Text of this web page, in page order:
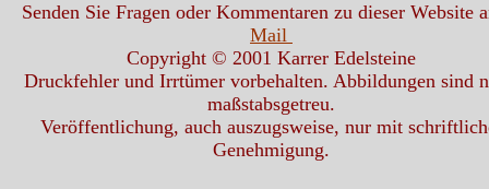
Senden Sie Fragen oder Kommentaren zu dieser Website
Mail
Copyright © 2001 Karrer Edelsteine
Druckfehler und Irrtümer vorbehalten. Abbildungen sind
maßstabsgetreu.
Veröffentlichung, auch auszugsweise, nur mit
Genehmigung.